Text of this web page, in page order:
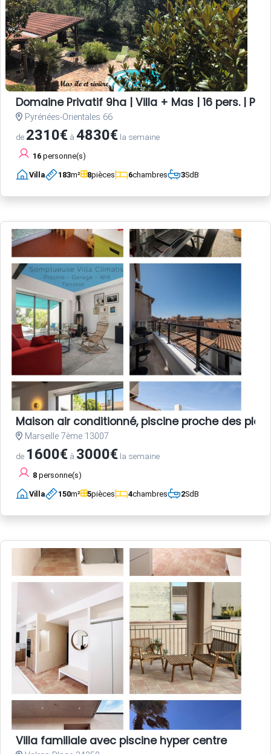
Domaine Privatif 9ha | Villa + Mas | 16 pers. |
Pyrénées-Orientales 66
de 2310€ à 4830€ la semaine
16 personne(s)
Villa 183m² 8pièces 6chambres 3SdB
Maison air conditionné, piscine proche des
Marseille 7ème 13007
de 1600€ à 3000€ la semaine
8 personne(s)
Villa 150m² 5pièces 4chambres 2SdB
Villa familiale avec piscine hyper centre